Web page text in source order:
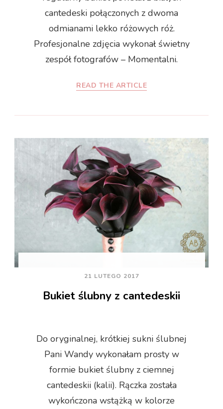
cantedeski połączonych z dwoma
odmianami lekko różowych róż.
Profesjonalne zdjęcia wykonał świetny
zespół fotografów – Momentalni.
READ THE ARTICLE
21 LUTEGO 2017
Bukiet ślubny z cantedeskii
Do oryginalnej, krótkiej sukni ślubnej
Pani Wandy wykonałam prosty w
formie bukiet ślubny z ciemnej
cantedeskii (kalii). Rączka została
wykończona wstążką w kolorze